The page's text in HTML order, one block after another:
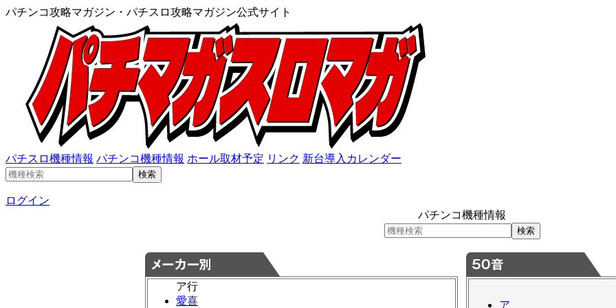
パチンコ攻略マガジン・パチスロ攻略マガジン公式サイト
パチスロ機種情報 パチンコ機種情報 ホール取材予定 リンク 新台導入カレンダー
ログイン
パチンコ機種情報
ア行
愛喜
ア